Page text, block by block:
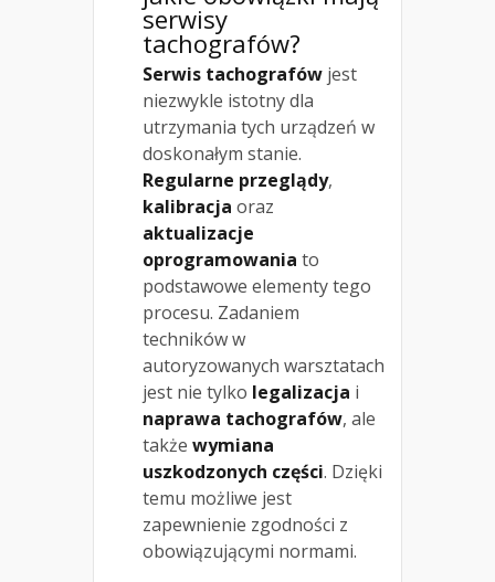
serwisy
tachografów?
Serwis tachografów jest
niezwykle istotny dla
utrzymania tych urządzeń w
doskonałym stanie.
Regularne przeglądy,
kalibracja oraz
aktualizacje
oprogramowania to
podstawowe elementy tego
procesu. Zadaniem
techników w
autoryzowanych warsztatach
jest nie tylko legalizacja i
naprawa tachografów, ale
także wymiana
uszkodzonych części. Dzięki
temu możliwe jest
zapewnienie zgodności z
obowiązującymi normami.